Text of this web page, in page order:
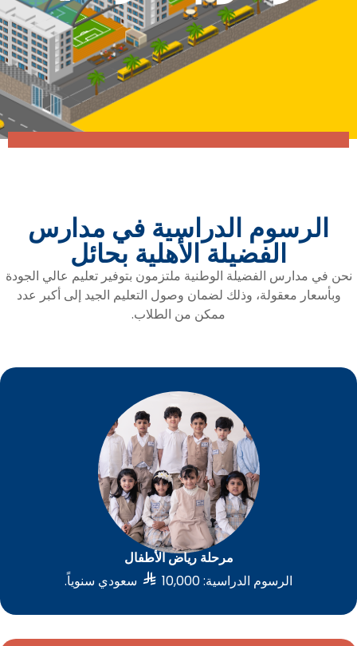
الرسوم الدراسية في مدارس
الفضيلة الأهلية بحائل
نحن في مدارس الفضيلة الوطنية ملتزمون بتوفير تعليم عالي الجودة
وبأسعار معقولة، وذلك لضمان وصول التعليم الجيد إلى أكبر عدد
ممكن من الطلاب.
مرحلة رياض الأطفال
الرسوم الدراسية: 10,000  سعودي سنوياً.